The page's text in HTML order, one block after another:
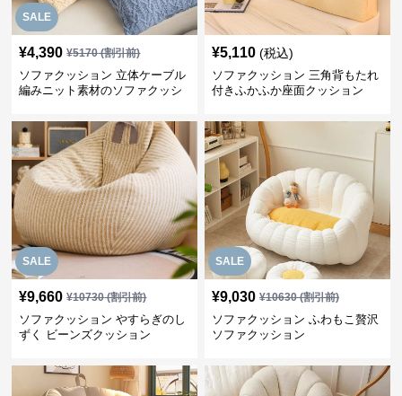
SALE
¥4,390 ¥5170(割引前)
ソファクッション 立体ケーブル
編みニット素材のソファクッシ
¥5,110 (税込)
ソファクッション 三角背もたれ
付きふかふか座面クッション
SALE
¥9,660 ¥10730(割引前)
ソファクッション やすらぎのし
ずく ビーンズクッション
SALE
¥9,030 ¥10630(割引前)
ソファクッション ふわもこ贅沢
ソファクッション